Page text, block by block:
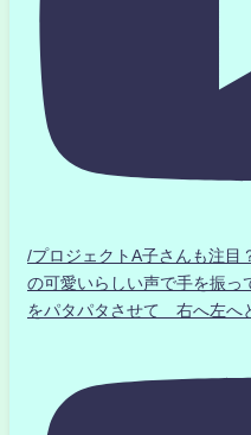
/プロジェクトA子さんも
の可愛いらしい声で手を振
をパタパタさせて 右へ左へ